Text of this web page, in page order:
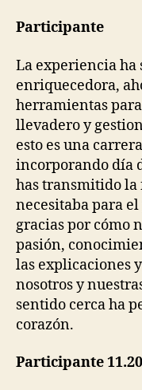
Participante
La experiencia
enriquecedora,
herramientas
llevadero y
esto es una
incorporando día
has transmitido la
necesitaba para
gracias por cómo
pasión,
las explicaciones
nosotros y
sentido cerca ha
corazón.
Participante